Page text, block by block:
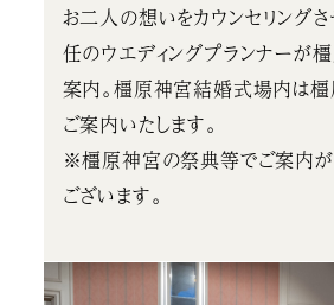
お二人の想いをカウンセリングさ
任のウエディングプランナーが
案内。橿原神宮結婚式場内は
ご案内いたします。
※橿原神宮の祭典等でご案内
ございます。